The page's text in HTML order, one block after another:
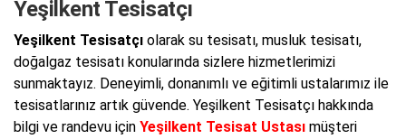
Yeşilkent Tesisatçı
Yeşilkent Tesisatçı olarak su tesisatı, musluk tesisatı,
doğalgaz tesisatı konularında sizlere hizmetlerimizi
sunmaktayız. Deneyimli, donanımlı ve eğitimli ustalarımız ile
tesisatlarınız artık güvende. Yeşilkent Tesisatçı hakkında
bilgi ve randevu için Yeşilkent Tesisat Ustası müşteri